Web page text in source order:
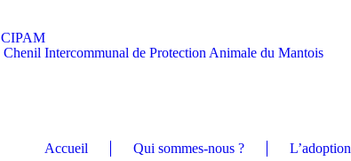
CIPAM
Chenil Intercommunal de Protection Animale du Mantois
Accueil Qui sommes-nous ? L’adoption